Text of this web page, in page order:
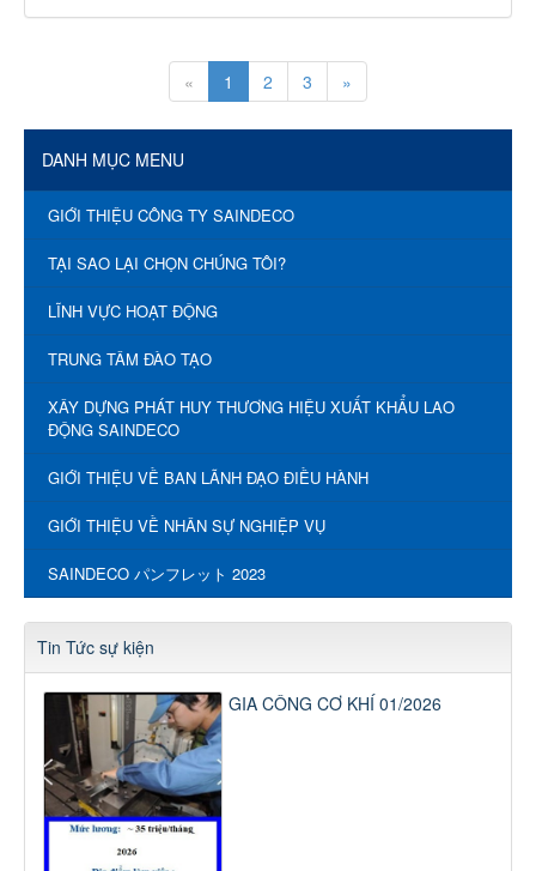
« 1 2 3 »
DANH MỤC MENU
GIỚI THIỆU CÔNG TY SAINDECO
TẠI SAO LẠI CHỌN CHÚNG TÔI?
LĨNH VỰC HOẠT ĐỘNG
TRUNG TÂM ĐÀO TẠO
XÂY DỰNG PHÁT HUY THƯƠNG HIỆU XUẤT KHẨU LAO
ĐỘNG SAINDECO
GIỚI THIỆU VỀ BAN LÃNH ĐẠO ĐIỀU HÀNH
GIỚI THIỆU VỀ NHÂN SỰ NGHIỆP VỤ
SAINDECO パンフレット 2023
Tin Tức sự kiện
GIA CÔNG CƠ KHÍ 01/2026